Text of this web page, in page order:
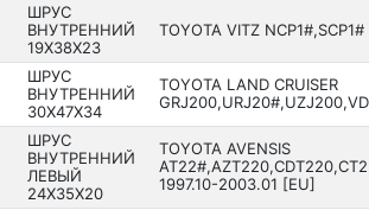
ШРУС
ВНУТРЕННИЙ
19X38X23
TOYOTA VITZ
ШРУС
ВНУТРЕННИЙ
30X47X34
TOYOTA LAND CRUISER
ШРУС
ВНУТРЕННИЙ
ЛЕВЫЙ
24X35X20
TOYOTA AVENSIS
1997.10-2003.01 [EU]